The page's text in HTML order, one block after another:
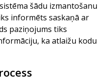
šādu izmantošanu
informēts saskaņā ar
paziņojums tiks
ka atlaižu kodu